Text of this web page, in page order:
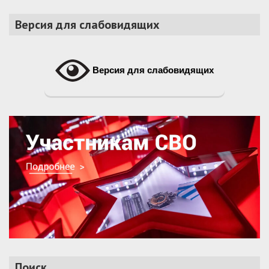
Версия для слабовидящих
Версия для слабовидящих